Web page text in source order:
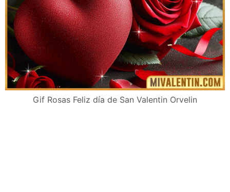
Gif Rosas Feliz día de San Valentin Orvelin